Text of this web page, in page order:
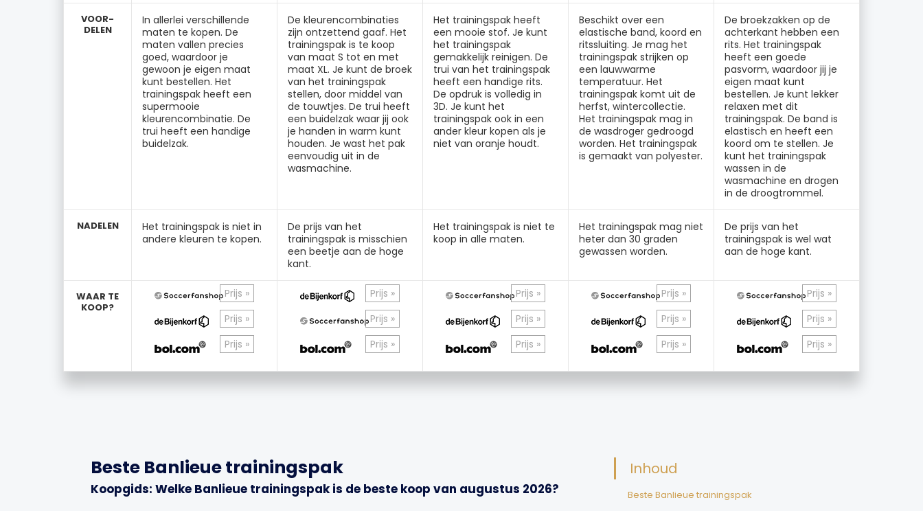
VOOR-
DELEN
NADELEN
WAAR TE
KOOP?
In allerlei verschillende
maten te kopen. De
maten vallen precies
goed, waardoor je
gewoon je eigen maat
kunt bestellen. Het
trainingspak heeft een
supermooie
kleurencombinatie. De
trui heeft een handige
buidelzak.
Het trainingspak is niet in
andere kleuren te kopen.
Prijs »
Prijs »
Prijs »
De kleurencombinaties
zijn ontzettend gaaf. Het
trainingspak is te koop
van maat S tot en met
maat XL. Je kunt de broek
van het trainingspak
stellen, door middel van
de touwtjes. De trui heeft
een buidelzak waar jij ook
je handen in warm kunt
houden. Je wast het pak
eenvoudig uit in de
wasmachine.
De prijs van het
trainingspak is misschien
een beetje aan de hoge
kant.
Prijs »
Prijs »
Prijs »
Het trainingspak heeft
een mooie stof. Je kunt
het trainingspak
gemakkelijk reinigen. De
trui van het trainingspak
heeft een handige rits.
De opdruk is volledig in
3D. Je kunt het
trainingspak ook in een
ander kleur kopen als je
niet van oranje houdt.
Het trainingspak is niet te
koop in alle maten.
Prijs »
Prijs »
Prijs »
Beschikt over een
elastische band, koord en
ritssluiting. Je mag het
trainingspak strijken op
een lauwwarme
temperatuur. Het
trainingspak komt uit de
herfst, wintercollectie.
Het trainingspak mag in
de wasdroger gedroogd
worden. Het trainingspak
is gemaakt van polyester.
Het trainingspak mag niet
heter dan 30 graden
gewassen worden.
Prijs »
Prijs »
Prijs »
De broekzakken op de
achterkant hebben een
rits. Het trainingspak
heeft een goede
pasvorm, waardoor jij je
eigen maat kunt
bestellen. Je kunt lekker
relaxen met dit
trainingspak. De band is
elastisch en heeft een
koord om te stellen. Je
kunt het trainingspak
wassen in de
wasmachine en drogen
in de droogtrommel.
De prijs van het
trainingspak is wel wat
aan de hoge kant.
Prijs »
Prijs »
Prijs »
Beste Banlieue trainingspak
Koopgids: Welke Banlieue trainingspak is de beste koop van augustus 2026?
Inhoud
Beste Banlieue trainingspak